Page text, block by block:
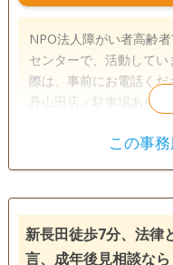
NPO法人障がい者高齢
センターで、活動しています。 事務所でのご相
際は、事前にお電話く
丹山田店／駐車場あり）
相続人調査
土日相談可 初回相談無料
この事
新長田徒歩7分、法律
言、成年後見相談なら